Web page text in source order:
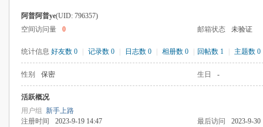
阿普阿普ye(UID: 796357)
空间访问量
0 邮箱状态 未验证
统计信息 好友数 0 记录数 0 日志数 0 相册数 0 回帖数 1 主题数 0
性别 保密 生日 -
活跃概况
用户组 新手上路
注册时间
2023-9-19 14:47 最后访问
2023-9-30